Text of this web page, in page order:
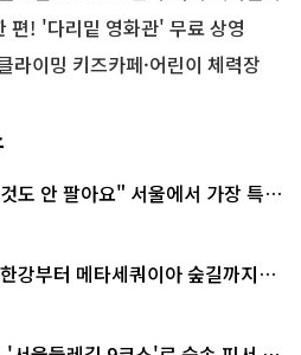
편! '다리밑 영화관' 무료 상영
라이밍 키즈카페·어린이 체력장
도 안 팔아요" 서울에서 가장 특별
강부터 메타세쿼이아 숲길까지…